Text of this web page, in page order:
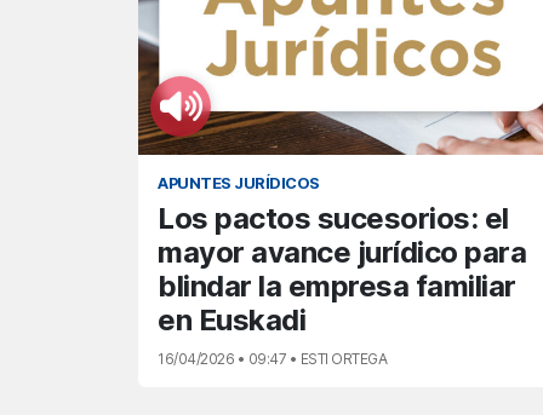
APUNTES JURÍDICOS
Los pactos sucesorios: el
mayor avance jurídico para
blindar la empresa familiar
en Euskadi
16/04/2026 • 09:47 • ESTI ORTEGA